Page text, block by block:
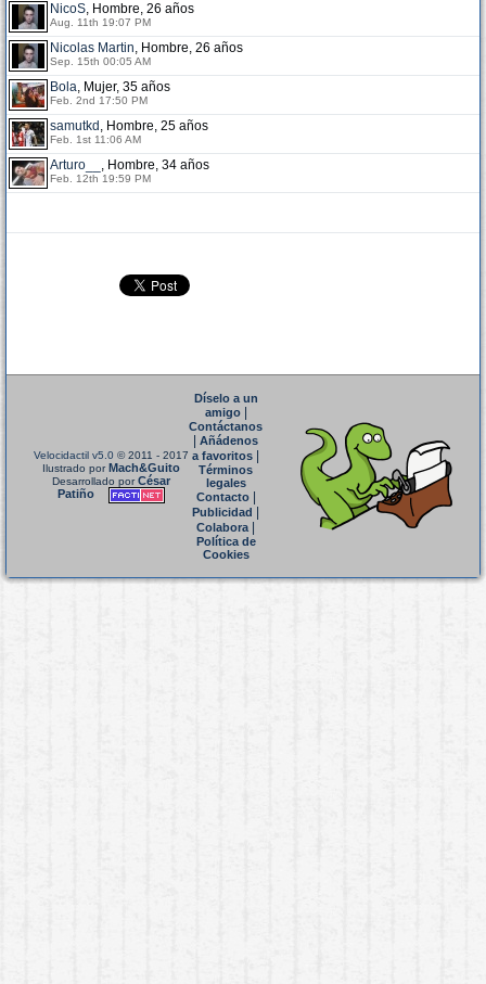
NicoS, Hombre, 26 años
Aug. 11th 19:07 PM
Nicolas Martin, Hombre, 26 años
Sep. 15th 00:05 AM
Bola, Mujer, 35 años
Feb. 2nd 17:50 PM
samutkd , Hombre, 25 años
Feb. 1st 11:06 AM
Arturo__ , Hombre, 34 años
Feb. 12th 19:59 PM
Velocidactil v5.0 © 2011 - 2017
Ilustrado porMach&Guito
Desarrollado porCésar
Patiño
Díselo a un
amigo|
Contáctanos
Añádenos
a favoritos
Términos
legales
Contacto|
Publicidad
Colabora|
Política de
Cookies